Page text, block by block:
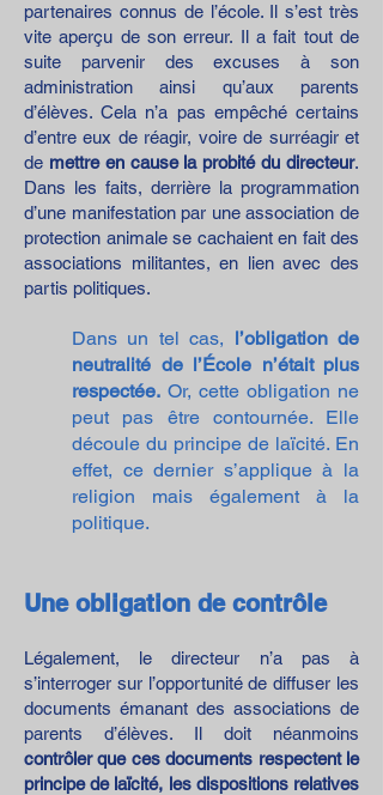
partenaires connus de l’école. Il s’est très
vite aperçu de son erreur. Il a fait tout de
suite parvenir des excuses à son
administration ainsi qu’aux parents
d’élèves. Cela n’a pas empêché certains
d’entre eux de réagir, voire de surréagir et
de mettre en cause la probité du directeur.
Dans les faits, derrière la programmation
d’une manifestation par une association de
protection animale se cachaient en fait des
associations militantes, en lien avec des
partis politiques.
Dans un tel cas, l’obligation de
neutralité de l’École n’était plus
respectée. Or, cette obligation ne
peut pas être contournée. Elle
découle du principe de laïcité. En
effet, ce dernier s’applique à la
religion mais également à la
politique.
Une obligation de contrôle
Légalement, le directeur n’a pas à
s’interroger sur l’opportunité de diffuser les
documents émanant des associations de
parents d’élèves. Il doit néanmoins
contrôler que ces documents respectent le
principe de laïcité, les dispositions relatives